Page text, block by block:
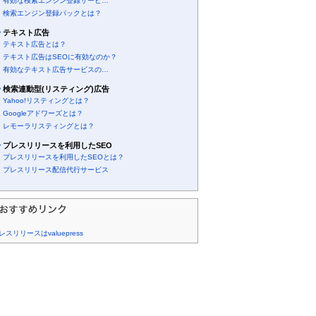
検索エンジン登録パックとは？
テキスト広告
テキスト広告とは？
テキスト広告はSEOに有効なのか？
有効なテキスト広告サービスの…
検索連動型(リスティング)広告
Yahoo!リスティングとは？
Googleアドワーズとは？
レモーラリスティングとは？
プレスリリースを利用したSEO
プレスリリースを利用したSEOとは？
プレスリリース配信代行サービス
スリリースはvaluepress